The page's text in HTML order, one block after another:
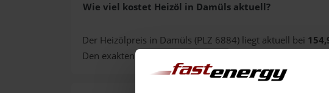
Wie viel kostet Heizöl in Damüls aktuell?
Der Heizölpreis in Damüls (PLZ 6884) liegt aktuell bei
Den exakten Preis für Ihre Wunschmenge erhalten Sie über